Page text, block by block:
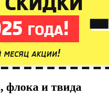
флока и твида